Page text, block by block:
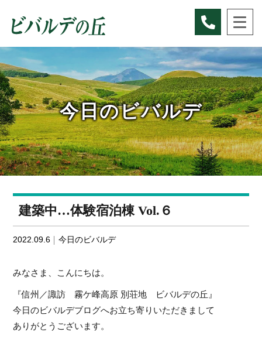
今日のビバルデ
建築中…体験宿泊棟 Vol.６
2022.09.6 今日のビバルデ
みなさま、こんにちは。
『信州／諏訪 霧ケ峰高原 別荘地 ビバルデの丘』
今日のビバルデブログへお立ち寄りいただきまして
ありがとうございます。